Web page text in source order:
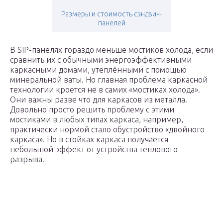
Размеры и стоимость сэндвич-
панелей
В SIP-панелях гораздо меньше мостиков холода, если
сравнить их с обычными энергоэффективными
каркасными домами, утеплёнными с помощью
минеральной ваты. Но главная проблема каркасной
технологии кроется не в самих «мостиках холода».
Они важны разве что для каркасов из металла.
Довольно просто решить проблему с этими
мостиками в любых типах каркаса, например,
практически нормой стало обустройство «двойного
каркаса». Но в стойках каркаса получается
небольшой эффект от устройства теплового
разрыва.